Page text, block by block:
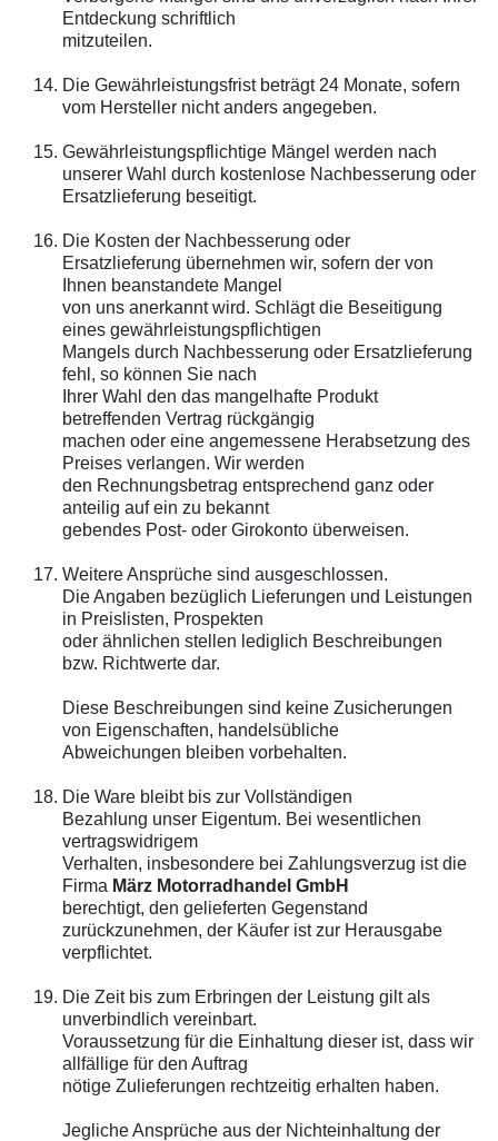
Entdeckung schriftlich
mitzuteilen.
Die Gewährleistungsfrist beträgt 24 Monate, sofern
vom Hersteller nicht anders angegeben.
Gewährleistungspflichtige Mängel werden nach
unserer Wahl durch kostenlose Nachbesserung oder
Ersatzlieferung beseitigt.
Die Kosten der Nachbesserung oder
Ersatzlieferung übernehmen wir, sofern der von
Ihnen beanstandete Mangel
von uns anerkannt wird. Schlägt die Beseitigung
eines gewährleistungspflichtigen
Mangels durch Nachbesserung oder Ersatzlieferung
fehl, so können Sie nach
Ihrer Wahl den das mangelhafte Produkt
betreffenden Vertrag rückgängig
machen oder eine angemessene Herabsetzung des
Preises verlangen. Wir werden
den Rechnungsbetrag entsprechend ganz oder
anteilig auf ein zu bekannt
gebendes Post- oder Girokonto überweisen.
Weitere Ansprüche sind ausgeschlossen.
Die Angaben bezüglich Lieferungen und Leistungen
in Preislisten, Prospekten
oder ähnlichen stellen lediglich Beschreibungen
bzw. Richtwerte dar.
Diese Beschreibungen sind keine Zusicherungen
von Eigenschaften, handelsübliche
Abweichungen bleiben vorbehalten.
Die Ware bleibt bis zur Vollständigen
Bezahlung unser Eigentum. Bei wesentlichen
vertragswidrigem
Verhalten, insbesondere bei Zahlungsverzug ist die
Firma März Motorradhandel GmbH
berechtigt, den gelieferten Gegenstand
zurückzunehmen, der Käufer ist zur Herausgabe
verpflichtet.
Die Zeit bis zum Erbringen der Leistung gilt als
unverbindlich vereinbart.
Voraussetzung für die Einhaltung dieser ist, dass wir
allfällige für den Auftrag
nötige Zulieferungen rechtzeitig erhalten haben.
Jegliche Ansprüche aus der Nichteinhaltung der